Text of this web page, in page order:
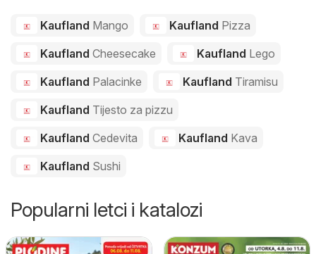
Kaufland Mango Kaufland Pizza
Kaufland Cheesecake Kaufland Lego
Kaufland Palacinke Kaufland Tiramisu
Kaufland Tijesto za pizzu
Kaufland Cedevita Kaufland Kava
Kaufland Sushi
Popularni letci i katalozi